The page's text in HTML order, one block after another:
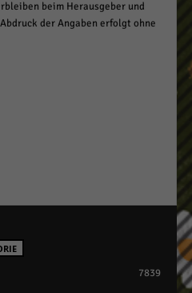
beim Herausgeber und
der Angaben erfolgt ohne
7839